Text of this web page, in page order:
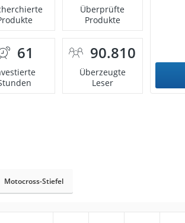
Überprüfte
Produkte
61 90.810
Überzeugte
Leser
Motocross-Stiefel